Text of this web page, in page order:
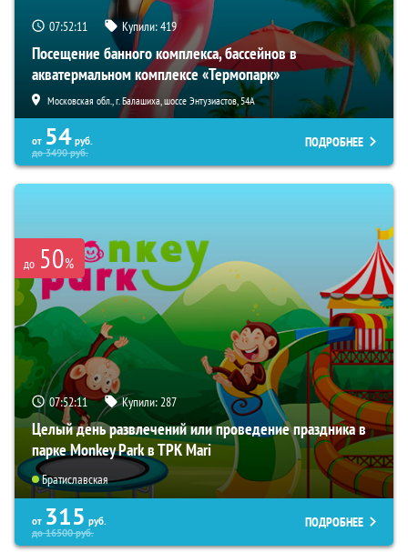
07:52:10 Купили:419
Посещение банного комплекса, бассейнов в
акватермальном комплексе «Термопарк»
Московская обл., г. Балашиха, шоссе Энтузиастов, 54А
от 54 руб.
до3490руб.
ПОДРОБНЕЕ
до 50%
07:52:10 Купили:287
Целый день развлечений или проведение праздника в
парке Monkey Park в ТРК Mari
Братиславская
от 315 руб.
до16500руб.
ПОДРОБНЕЕ